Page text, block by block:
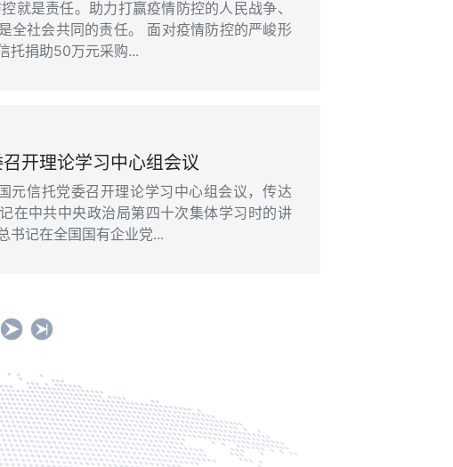
就是责任。助力打赢疫情防控的人民战争、
全社会共同的责任。 面对疫情防控的严峻形
托捐助50万元采购...
开理论学习中心组会议
元信托党委召开理论学习中心组会议，传达
在中共中央政治局第四十次集体学习时的讲
书记在全国国有企业党...